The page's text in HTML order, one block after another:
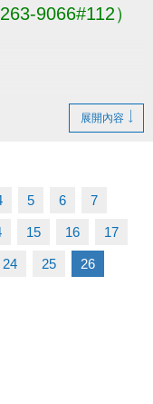
9066#112）
展開內容
5 6 7
15 16 17
24 25 26